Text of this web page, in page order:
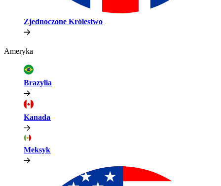
Zjednoczone Królestwo​​
Ameryka​​
Brazylia​​
Kanada​​
Meksyk​​